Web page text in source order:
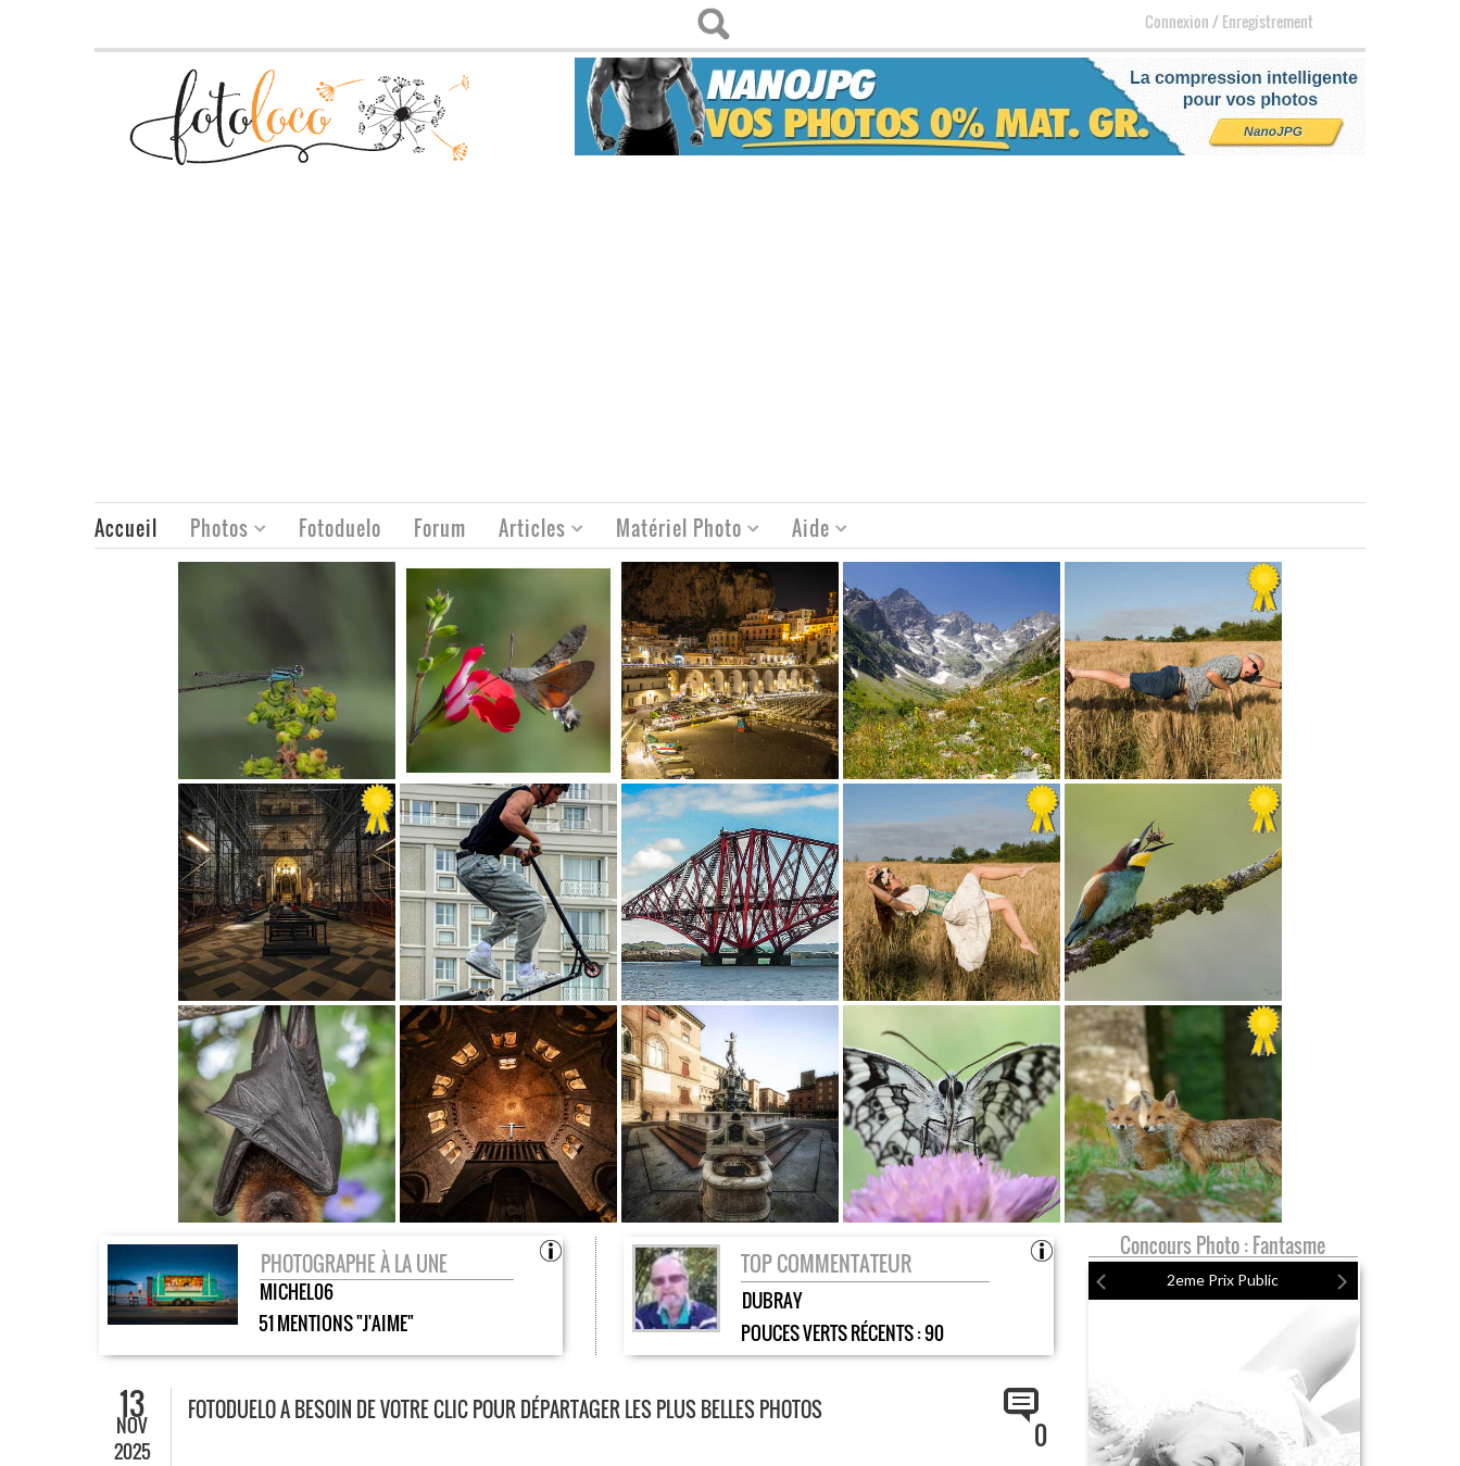
Connexion/Enregistrement
Accueil Photos Fotoduelo Forum Articles Matériel Photo Aide
PHOTOGRAPHE À LA UNE
MICHEL06
51 MENTIONS "J'AIME"
TOP COMMENTATEUR
DUBRAY
POUCES VERTS RÉCENTS :90
13
NOV
2025
FOTODUELO A BESOIN DE VOTRE CLIC POUR DÉPARTAGER LES PLUS BELLES PHOTOS
0
Concours Photo : Fantasme
2eme Prix Public